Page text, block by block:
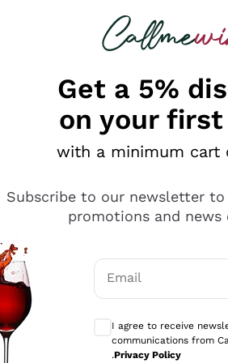
looking for
diversi e con un ampio
Get a 5%
on your
with a minimum cart
Subscribe to our newsletter to
promotions and news
Email
I agree to receive
communications from
.Privacy Policy